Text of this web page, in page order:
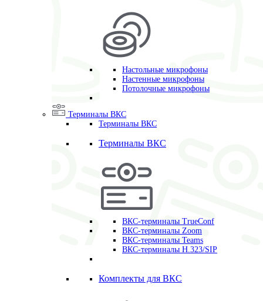
Настольные микрофоны
Настенные микрофоны
Потолочные микрофоны
Терминалы ВКС
Терминалы ВКС
Терминалы ВКС
ВКС-терминалы TrueConf
ВКС-терминалы Zoom
ВКС-терминалы Teams
ВКС-терминалы H.323/SIP
Комплекты для ВКС